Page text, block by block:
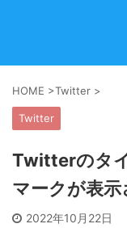
HOME >Twitter >
Twitter
Twitterのタ
マークが表
2022年10月22日